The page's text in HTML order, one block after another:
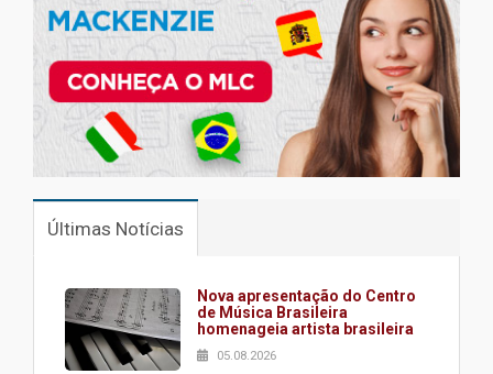
Últimas Notícias
Nova apresentação do Centro
de Música Brasileira
homenageia artista brasileira
05.08.2026